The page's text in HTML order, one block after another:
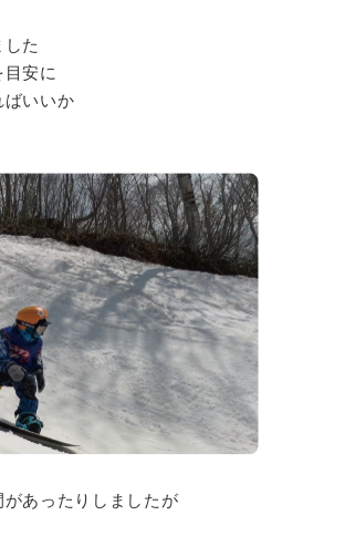
た
目安に
ばいいか
あったりしましたが